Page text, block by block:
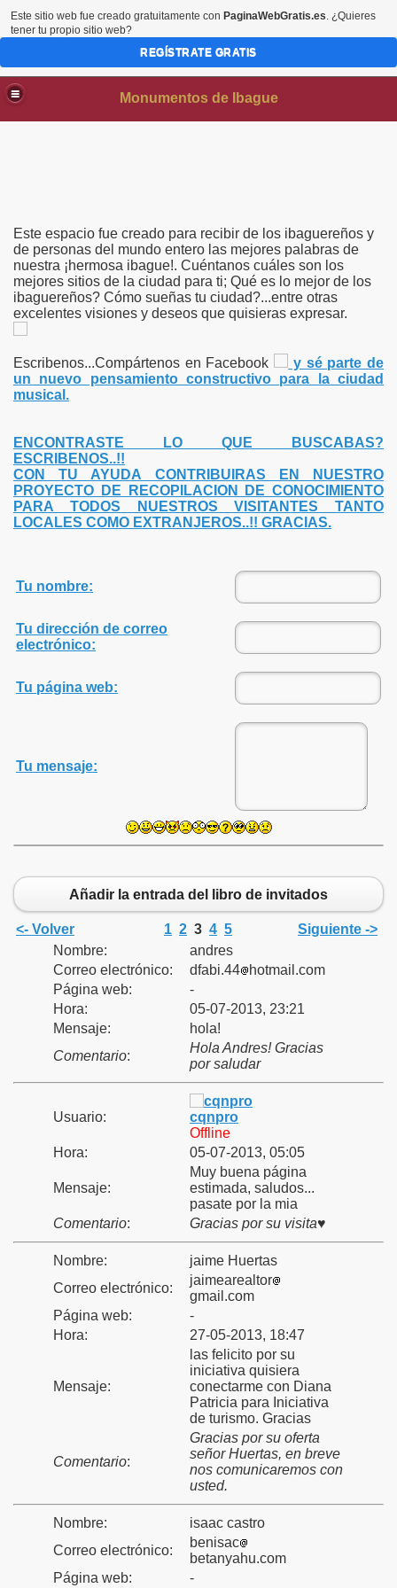
Monumentos de Ibague
Este espacio fue creado para recibir de los ibaguereños y
de personas del mundo entero las mejores palabras de
nuestra ¡hermosa ibague!. Cuéntanos cuáles son los
mejores sitios de la ciudad para ti; Qué es lo mejor de los
ibaguereños? Cómo sueñas tu ciudad?...entre otras
excelentes visiones y deseos que quisieras expresar.
Escribenos...Compártenos en Facebook
y sé parte de
un nuevo pensamiento constructivo para la ciudad
musical.
ENCONTRASTE LO QUE BUSCABAS?
ESCRIBENOS..!!
CON TU AYUDA CONTRIBUIRAS EN NUESTRO
PROYECTO DE RECOPILACION DE CONOCIMIENTO
PARA TODOS NUESTROS VISITANTES TANTO
LOCALES COMO EXTRANJEROS..!! GRACIAS.
Tu nombre:
Tu dirección de correo
electrónico:
Tu página web:
Tu mensaje:
Añadir la entrada del libro de invitados
<- Volver 1 2 3 4 5
Siguiente ->
Nombre:
andres
Correo electrónico:
dfabi.44
hotmail.com
Página web:
-
Hora:
05-07-2013, 23:21
Mensaje:
hola!
Comentario:
Hola Andres! Gracias
por saludar
Usuario:
cqnpro
Offline
Hora:
05-07-2013, 05:05
Mensaje:
Muy buena página
estimada, saludos...
pasate por la mia
Comentario: Gracias por su visita♥
Nombre:
jaime Huertas
Correo electrónico:
jaimearealtor
gmail.com
Página web:
-
Hora:
27-05-2013, 18:47
Mensaje:
las felicito por su
iniciativa quisiera
conectarme con Diana
Patricia para Iniciativa
de turismo. Gracias
Comentario:
Gracias por su oferta
señor Huertas, en breve
nos comunicaremos con
usted.
Nombre:
isaac castro
Correo electrónico:
benisac
betanyahu.com
Página web:
-
Este sitio web fue creado gratuitamente con PaginaWebGratis.es. ¿Quieres
tener tu propio sitio web?
REGÍSTRATE GRATIS